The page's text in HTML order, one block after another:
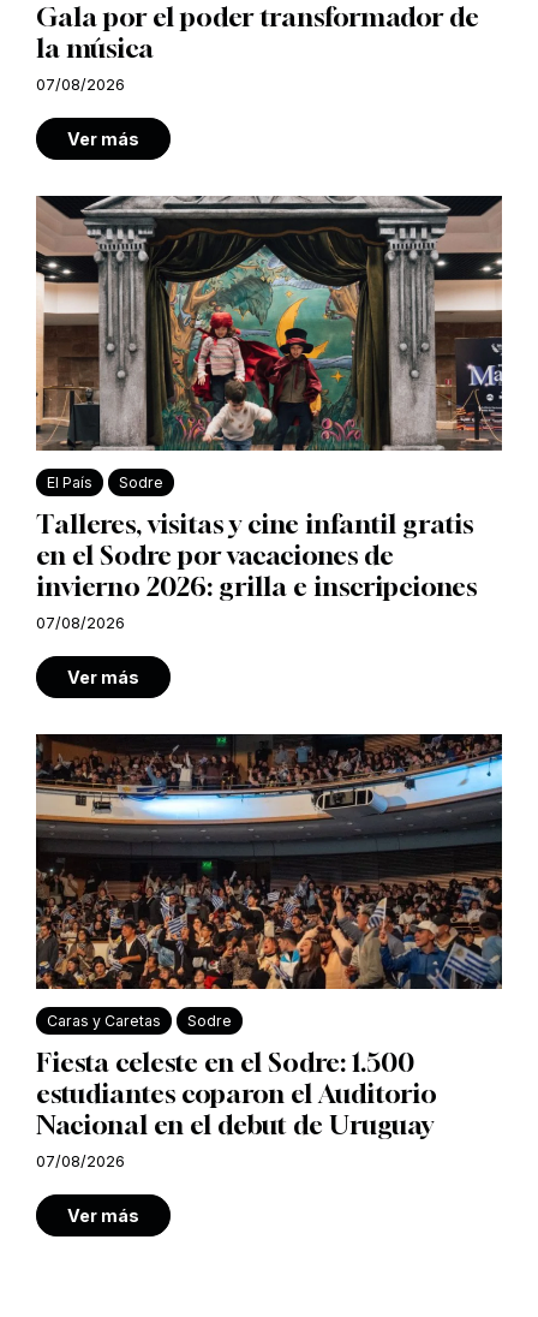
Gala por el poder transformador de
la música
07/08/2026
Ver más
El País Sodre
Talleres, visitas y cine infantil gratis
en el Sodre por vacaciones de
invierno 2026: grilla e inscripciones
07/08/2026
Ver más
Caras y Caretas Sodre
Fiesta celeste en el Sodre: 1.500
estudiantes coparon el Auditorio
Nacional en el debut de Uruguay
07/08/2026
Ver más